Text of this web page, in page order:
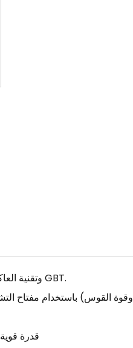
● التحكم في أرقام وحدة التحكم في المعالجات الدقيقة المتقدمة (MCU) وتقنية العاكس GBT.
● قدرة